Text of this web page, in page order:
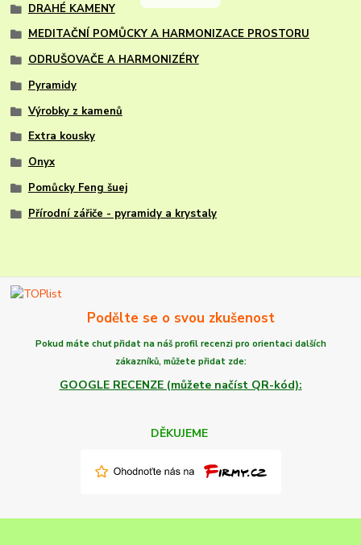
DRAHÉ KAMENY
MEDITAČNÍ POMŮCKY A HARMONIZACE PROSTORU
ODRUŠOVAČE A HARMONIZÉRY
Pyramidy
Výrobky z kamenů
Extra kousky
Onyx
Pomůcky Feng šuej
Přírodní zářiče - pyramidy a krystaly
Podělte se o svou zkušenost
Pokud máte chuťpřidat na náš profil recenzi pro orientaci dalších
zákazníků, můžete přidat zde:
GOOGLE RECENZE (můžete načíst QR-kód):
DĚKUJEME